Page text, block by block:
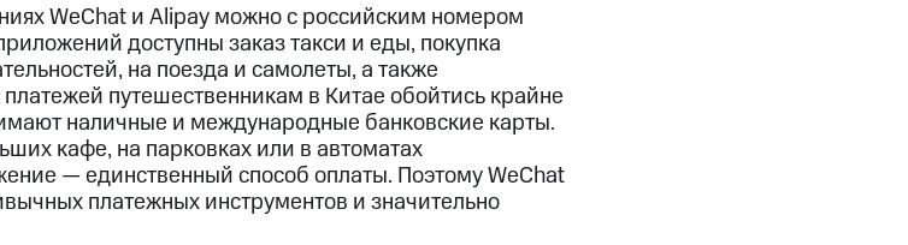
WeChat и Alipay можно с российским номером
доступны заказ такси и еды, покупка
на поезда и самолеты, а также
путешественникам в Китае обойтись крайне
наличные и международные банковские карты.
кафе, на парковках или в автоматах
— единственный способ оплаты. Поэтому WeChat
платежных инструментов и значительно